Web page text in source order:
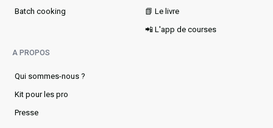
Batch cooking
📗 Le livre
📲 L'app de courses
A PROPOS
Qui sommes-nous ?
Kit pour les pro
Presse